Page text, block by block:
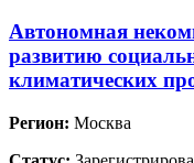
Автономная
развитию
климатических
Регион: Москва